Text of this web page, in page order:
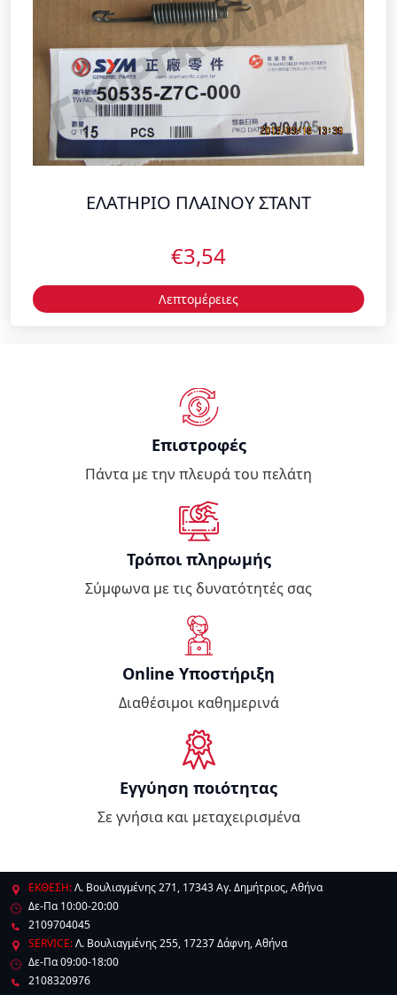
ΕΛΑΤΗΡΙΟ ΠΛΑΙΝΟΥ ΣΤΑΝΤ
€3,54
Λεπτομέρειες
Επιστροφές
Πάντα με την πλευρά του πελάτη
Τρόποι πληρωμής
Σύμφωνα με τις δυνατότητές σας
Online Υποστήριξη
Διαθέσιμοι καθημερινά
Εγγύηση ποιότητας
Σε γνήσια και μεταχειρισμένα
ΕΚΘΕΣΗ:Λ. Βουλιαγμένης 271, 17343 Αγ. Δημήτριος, Αθήνα
Δε-Πα 10:00-20:00
2109704045
SERVICE:Λ. Βουλιαγμένης 255, 17237 Δάφνη, Αθήνα
Δε-Πα 09:00-18:00
2108320976